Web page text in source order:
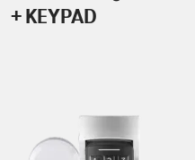
+ KEYPAD